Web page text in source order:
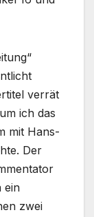
verrät
ich das
mit Hans-
Der
ein
zwei